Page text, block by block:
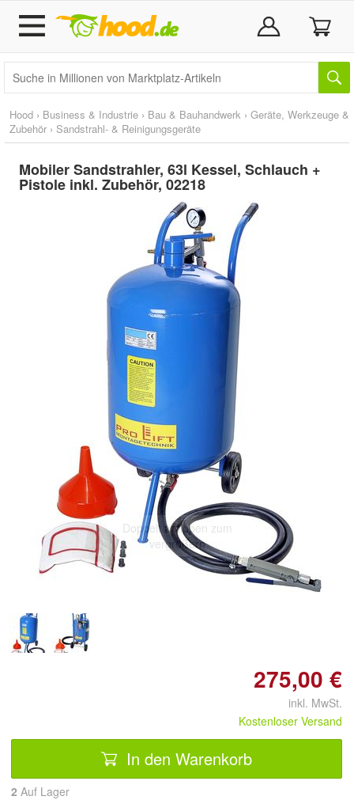
Hood › Business & Industrie › Bau & Bauhandwerk › Geräte, Werkzeuge &
Zubehör › Sandstrahl- & Reinigungsgeräte
Mobiler Sandstrahler, 63l Kessel, Schlauch +
Pistole inkl. Zubehör, 02218
Doppelt antippen zum
vergrößern
275,00 €
inkl. MwSt.
Kostenloser Versand
In den Warenkorb
2 Auf Lager